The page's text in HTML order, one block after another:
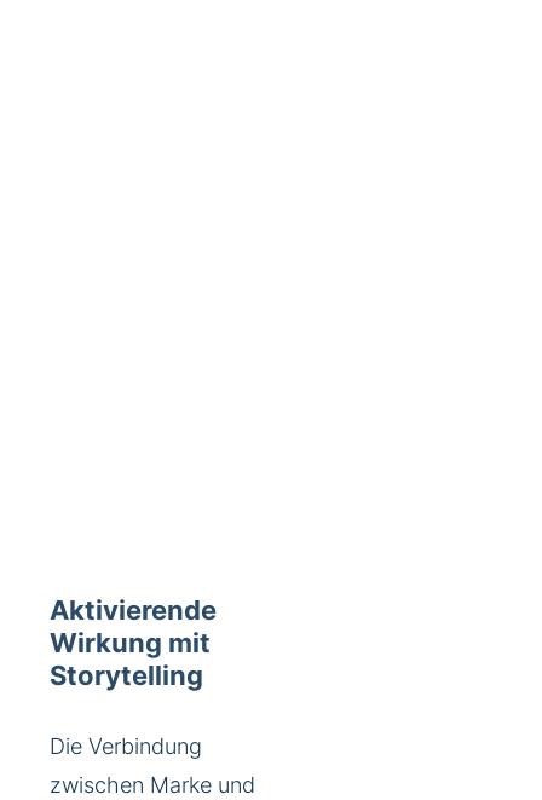
Aktivierende
Wirkung mit
Storytelling
Die Verbindung
zwischen Marke und